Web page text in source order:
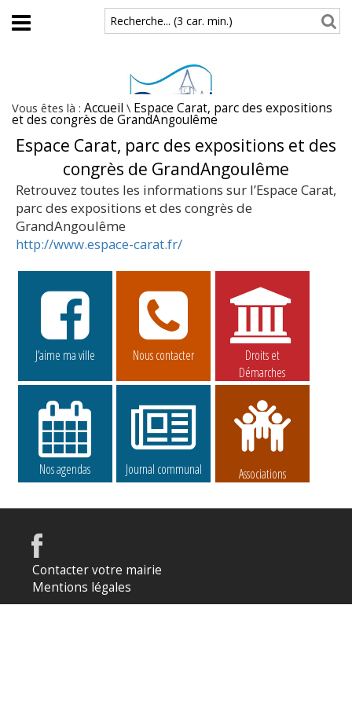
Aller au contenu principal
Recherche... (3 car. min.)
Vous êtes là : Accueil \ Espace Carat, parc des expositions
et des congrès de GrandAngoulême
Espace Carat, parc des expositions et des
congrès de GrandAngoulême
Retrouvez toutes les informations sur l’Espace Carat,
parc des expositions et des congrès de
GrandAngoulême
http://www.espace-carat.fr/
J’aime ma ville Nous contacter
Droits et
Démarches
Nos agendas Journal communal Associations
Contacter votre mairie
Mentions légales